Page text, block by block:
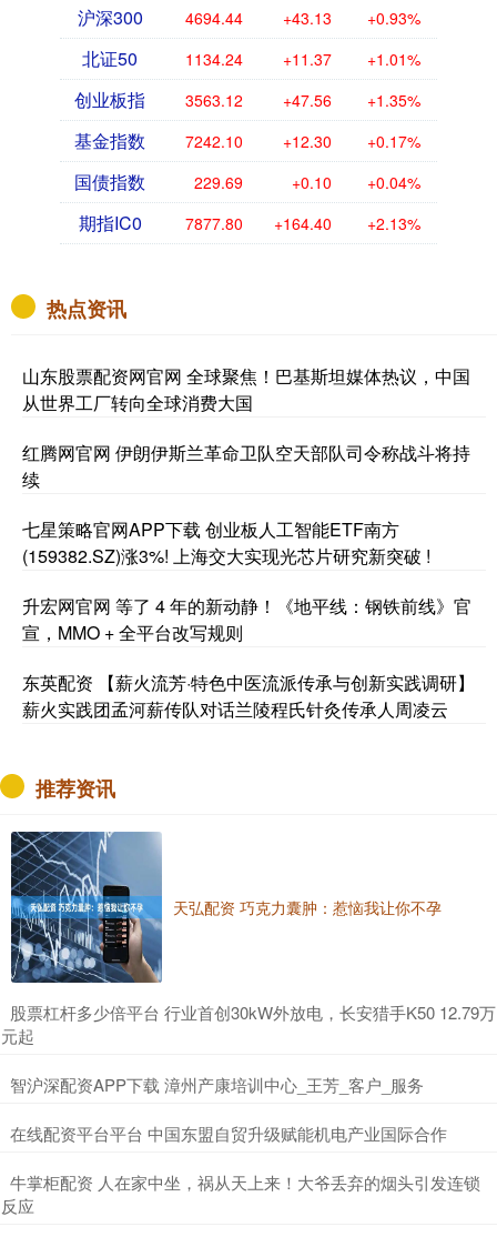
沪深300 4694.44 +43.13 +0.93%
北证50 1134.24 +11.37 +1.01%
创业板指 3563.12 +47.56 +1.35%
基金指数 7242.10 +12.30 +0.17%
国债指数 229.69 +0.10 +0.04%
期指IC0 7877.80 +164.40 +2.13%
热点资讯
山东股票配资网官网 全球聚焦！巴基斯坦媒体热议，中国
从世界工厂转向全球消费大国
红腾网官网 伊朗伊斯兰革命卫队空天部队司令称战斗将持
续
七星策略官网APP下载 创业板人工智能ETF南方
(159382.SZ)涨3%! 上海交大实现光芯片研究新突破 !
升宏网官网 等了 4 年的新动静！《地平线：钢铁前线》官
宣，MMO + 全平台改写规则
东英配资 【薪火流芳·特色中医流派传承与创新实践调研】
薪火实践团孟河薪传队对话兰陵程氏针灸传承人周凌云
推荐资讯
天弘配资 巧克力囊肿：惹恼我让你不孕
​股票杠杆多少倍平台 行业首创30kW外放电，长安猎手K50 12.79万
元起
​智沪深配资APP下载 漳州产康培训中心_王芳_客户_服务
​在线配资平台平台 中国东盟自贸升级赋能机电产业国际合作
​牛掌柜配资 人在家中坐，祸从天上来！大爷丢弃的烟头引发连锁
反应